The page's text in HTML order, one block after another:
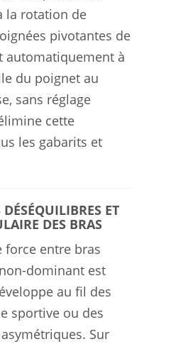
la rotation de
pivotantes de
automatiquement à
du poignet au
sans réglage
cette
les gabarits et
ET
DES BRAS
force entre bras
dominant est
au fil des
sportive ou des
Sur